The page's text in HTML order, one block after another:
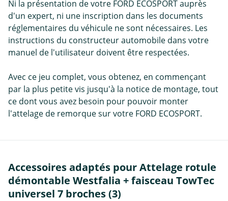
Ni la présentation de votre FORD ECOSPORT auprès
d'un expert, ni une inscription dans les documents
réglementaires du véhicule ne sont nécessaires. Les
instructions du constructeur automobile dans votre
manuel de l'utilisateur doivent être respectées.
Avec ce jeu complet, vous obtenez, en commençant
par la plus petite vis jusqu'à la notice de montage, tout
ce dont vous avez besoin pour pouvoir monter
l'attelage de remorque sur votre FORD ECOSPORT.
Accessoires adaptés pour Attelage rotule
démontable Westfalia + faisceau TowTec
universel 7 broches (3)